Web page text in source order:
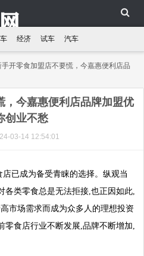
经济 试车 汽车
开零食加盟店不要慌，今嘉惠便利店品
，今嘉惠便利店品牌加盟优
创业不愁
03-14 12:54:01
已成为备受青睐的选择。纵观当
各类零食总是无法拒接,也正因如此,
市场需求而成为众多人的理想投资
零食店行业不断发展,品牌不断增加,